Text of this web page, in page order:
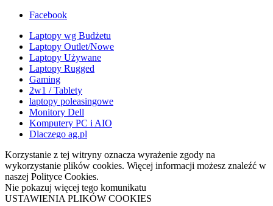
Facebook
Laptopy wg Budżetu
Laptopy Outlet/Nowe
Laptopy Używane
Laptopy Rugged
Gaming
2w1 / Tablety
laptopy poleasingowe
Monitory Dell
Komputery PC i AIO
Dlaczego ag.pl
Korzystanie z tej witryny oznacza wyrażenie zgody na
wykorzystanie plików cookies. Więcej informacji możesz znaleźć w
naszej Polityce Cookies.
Nie pokazuj więcej tego komunikatu
USTAWIENIA PLIKÓW COOKIES